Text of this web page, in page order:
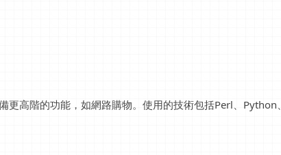
高階的功能，如網路購物。使用的技術包括Perl、Python、